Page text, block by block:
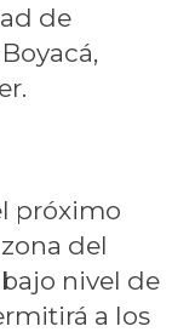
de
próximo
del
nivel de
a los